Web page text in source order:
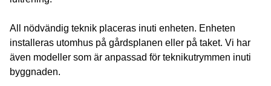
All nödvändig teknik placeras inuti enheten. Enheten
installeras utomhus på gårdsplanen eller på taket. Vi har
även modeller som är anpassad för teknikutrymmen inuti
byggnaden.